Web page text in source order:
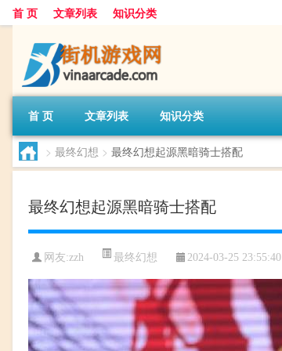
首 页 文章列表 知识分类
首 页 文章列表 知识分类
> 最终幻想 > 最终幻想起源黑暗骑士搭配
最终幻想起源黑暗骑士搭配
网友:zzh 最终幻想 2024-03-25 23:55:40